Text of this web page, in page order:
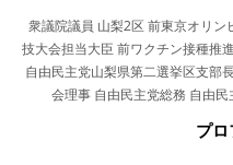
衆議院議員 山梨2区 前東京オリ
技大会担当大臣 前ワクチン接種推
自由民主党山梨県第二選挙区支部
会理事 自由民主党総務 自由
プ